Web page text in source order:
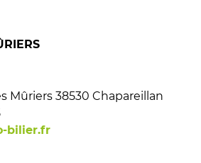
Mûriers 38530 Chapareillan
bilier.fr